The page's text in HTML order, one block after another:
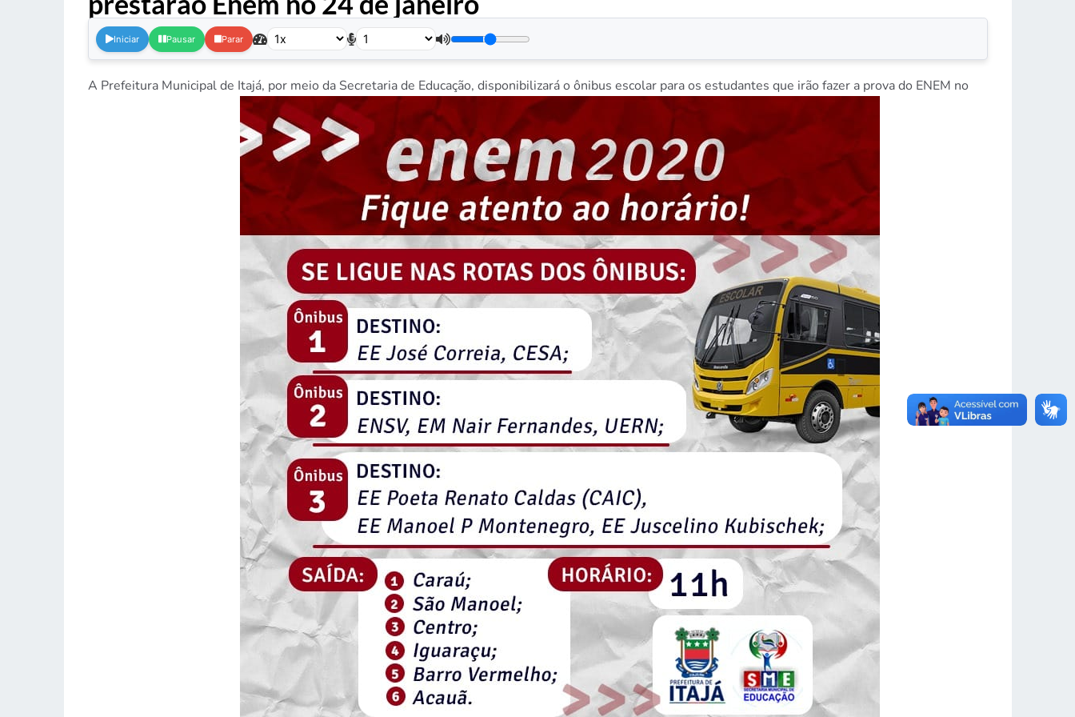
Iniciar Pausar Parar
A Prefeitura Municipal de Itajá, por meio da Secretaria de Educação, disponibilizará o ônibus escolar para os estudantes que irão fazer a prova do ENEM no